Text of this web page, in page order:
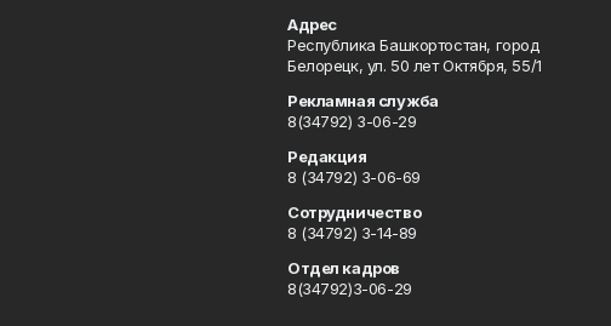
Адрес
Республика Башкортостан, город
Белорецк, ул. 50 лет Октября, 55/1
Рекламная служба
8(34792) 3-06-29
Редакция
8 (34792) 3-06-69
Сотрудничество
8 (34792) 3-14-89
Отдел кадров
8(34792)3-06-29